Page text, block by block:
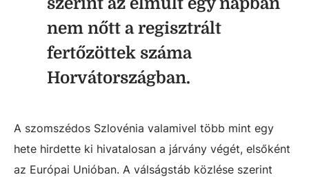
nem nőtt a regisztrált
fertőzöttek száma
Horvátországban.
A szomszédos Szlovénia valamivel több mint egy
hete hirdette ki hivatalosan a járvány végét, elsőként
az Európai Unióban. A válságstáb közlése szerint